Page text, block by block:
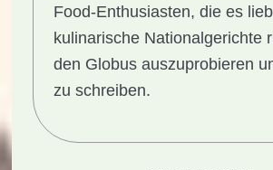
Food-Enthusiasten, die es
kulinarische Nationalgerichte
den Globus auszuprobieren
zu schreiben.